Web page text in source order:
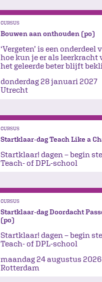
CURSUS
Bouwen aan onthouden (po)
‘Vergeten’ is een onderdeel
hoe kun je er als leerkracht
het geleerde beter blijft
donderdag 28 januari 2027
Utrecht
CURSUS
Startklaar-dag Teach Like a
Startklaar! dagen – begin
Teach- of DPL-school
CURSUS
Startklaar-dag Doordacht
(po)
Startklaar! dagen – begin
Teach- of DPL-school
maandag 24 augustus 2026
Rotterdam